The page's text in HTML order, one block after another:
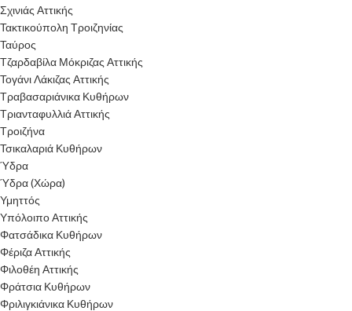
Σχινιάς Αττικής
Τακτικούπολη Τροιζηνίας
Ταύρος
Τζαρδαβίλα Μόκριζας Αττικής
Τογάνι Λάκιζας Αττικής
Τραβασαριάνικα Κυθήρων
Τριανταφυλλιά Αττικής
Τροιζήνα
Τσικαλαριά Κυθήρων
Ύδρα
Ύδρα (Χώρα)
Υμηττός
Υπόλοιπο Αττικής
Φατσάδικα Κυθήρων
Φέριζα Αττικής
Φιλοθέη Αττικής
Φράτσια Κυθήρων
Φριλιγκιάνικα Κυθήρων